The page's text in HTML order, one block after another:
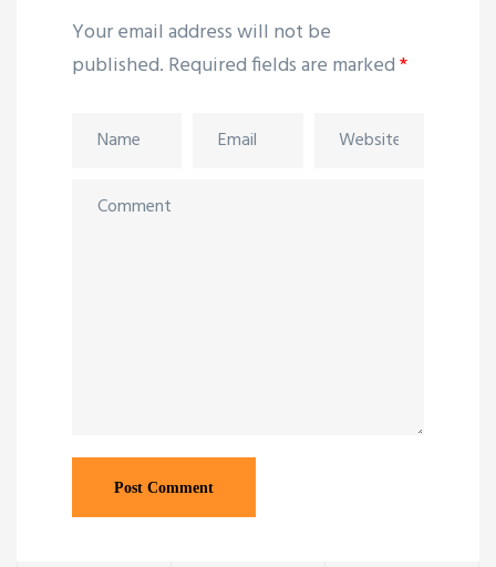
Your email address will not be
published. Required fields are marked*